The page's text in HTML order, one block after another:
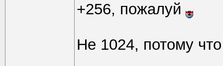
+256, пожалуй
Не 1024, потому